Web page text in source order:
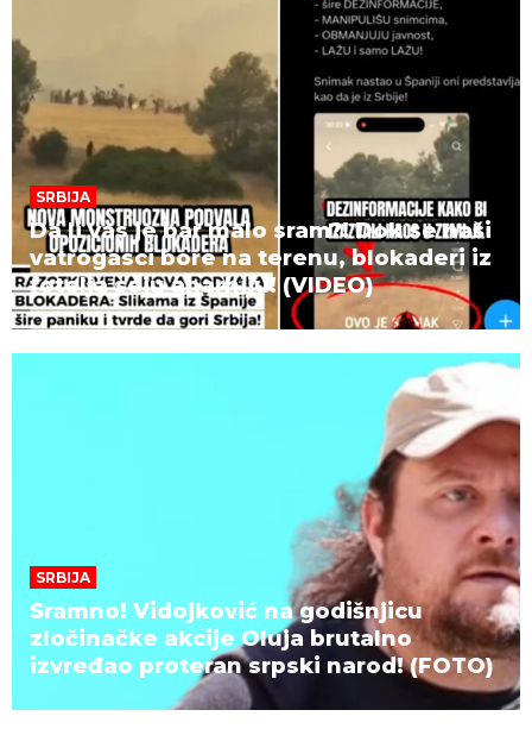
SRBIJA
Da li vas je bar malo sram?! Dok se naši
vatrogasci bore na terenu, blokaderi iz
fotelja seju anarhiju! (VIDEO)
SRBIJA
Sramno! Vidojković na godišnjicu
zločinačke akcije Oluja brutalno
izvređao proteran srpski narod! (FOTO)